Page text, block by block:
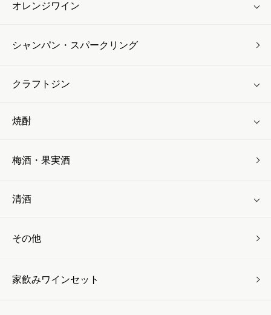
オレンジワイン
シャンパン・スパークリング
クラフトジン
焼酎
梅酒・果実酒
清酒
その他
家飲みワインセット